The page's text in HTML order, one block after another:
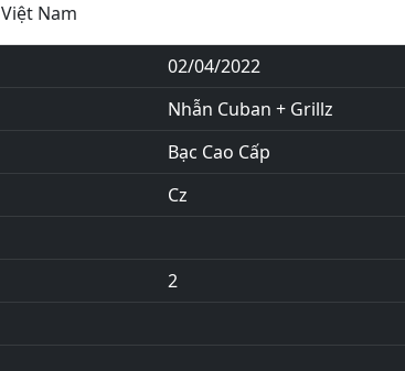
Việt Nam
02/04/2022
Nhẫn Cuban + Grillz
Bạc Cao Cấp
Cz
2